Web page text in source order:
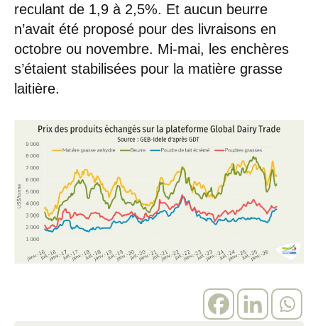
reculant de 1,9 à 2,5%. Et aucun beurre
n’avait été proposé pour des livraisons en
octobre ou novembre. Mi-mai, les enchères
s’étaient stabilisées pour la matière grasse
laitière.